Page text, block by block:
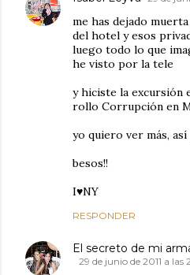
me has dejado
del hotel y esos
luego todo lo que
he visto por la tele
y hiciste la excursión
rollo Corrupción en
yo quiero ver más, así
besos!!
I♥NY
RESPONDER
El secreto de mi
29 de junio de 2011 a las